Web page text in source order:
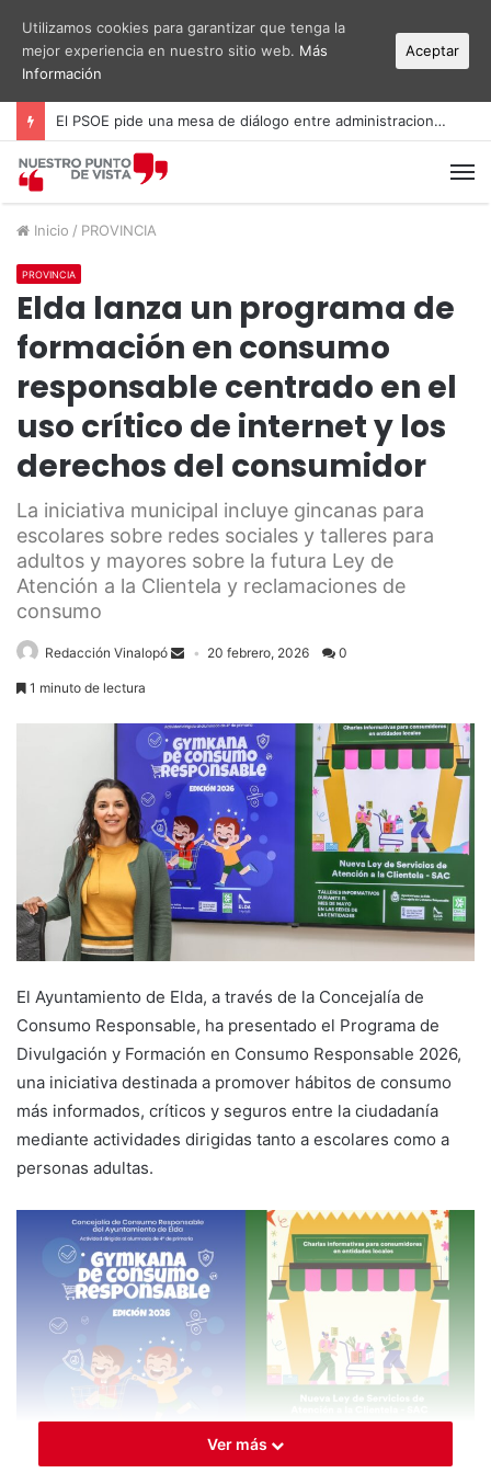
El PSOE pide una mesa de diálogo entre administraciones y vecinos por el ruido del aeropuerto Alicante-Elche
Inicio / PROVINCIA
PROVINCIA
Elda lanza un programa de
formación en consumo
responsable centrado en el
uso crítico de internet y los
derechos del consumidor
La iniciativa municipal incluye gincanas para
escolares sobre redes sociales y talleres para
adultos y mayores sobre la futura Ley de
Atención a la Clientela y reclamaciones de
consumo
Redacción Vinalopó 20 febrero, 2026 0
1 minuto de lectura
El Ayuntamiento de Elda, a través de la Concejalía de
Consumo Responsable, ha presentado el Programa de
Divulgación y Formación en Consumo Responsable 2026,
una iniciativa destinada a promover hábitos de consumo
más informados, críticos y seguros entre la ciudadanía
mediante actividades dirigidas tanto a escolares como a
personas adultas.
Ver más
Utilizamos cookies para garantizar que tenga la
mejor experiencia en nuestro sitio web. Más
Información
Aceptar